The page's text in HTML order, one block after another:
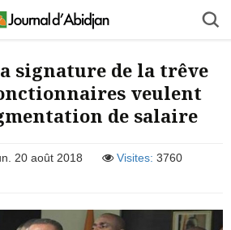
signature de la trêve
veulent
de salaire
20 août 2018 Visites: 3760